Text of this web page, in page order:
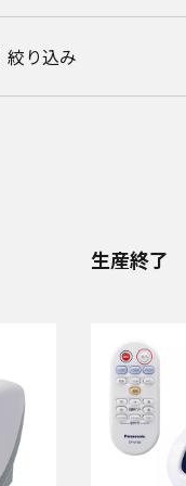
絞り込み
生産終了